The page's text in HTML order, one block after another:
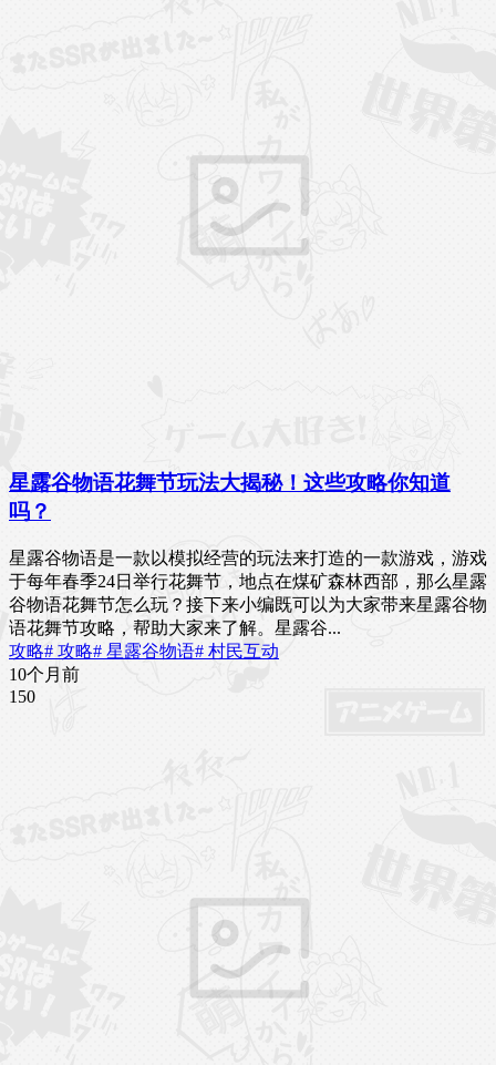
星露谷物语花舞节玩法大揭秘！这些攻略你知道
吗？
星露谷物语是一款以模拟经营的玩法来打造的一款游戏，游戏
于每年春季24日举行花舞节，地点在煤矿森林西部，那么星露
谷物语花舞节怎么玩？接下来小编既可以为大家带来星露谷物
语花舞节攻略，帮助大家来了解。星露谷...
攻略# 攻略# 星露谷物语# 村民互动
10个月前
150